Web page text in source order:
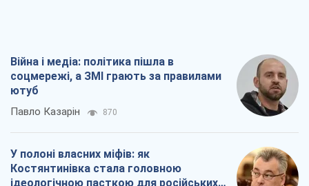
Війна і медіа: політика пішла в
соцмережі, а ЗМІ грають за правилами
ютуб
Павло Казарін 870
У полоні власних міфів: як
Костянтинівка стала головною
ідеологічною пасткою для російських